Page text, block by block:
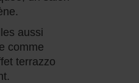
aussi
comme
terrazzo